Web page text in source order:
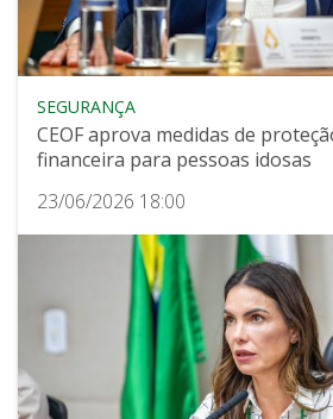
SEGURANÇA
CEOF aprova medidas de
financeira para pessoas idosas
23/06/2026 18:00